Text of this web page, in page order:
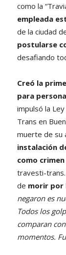
como la
empleada
de la ciudad
postularse
desafiando
Creó la
para
impulsó la
Trans en
muerte de su
instalación
como
travesti-trans.
de morir por
negaron es
Todos los
comparan
momentos.